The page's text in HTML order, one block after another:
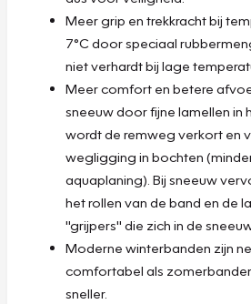
Meer grip en trekkracht bij
7°C door speciaal
niet verhardt bij lage
Meer comfort en betere
sneeuw door fijne lamellen in
wordt de remweg verkort en
wegligging in bochten
aquaplaning). Bij sneeuw
het rollen van de band en de
"grijpers" die zich in de
Moderne winterbanden zijn
comfortabel als
sneller.